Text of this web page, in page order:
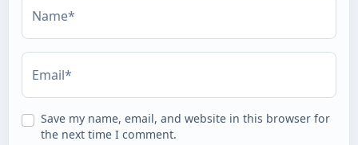
Name*
Email*
Save my name, email, and website in this browser for
the next time I comment.